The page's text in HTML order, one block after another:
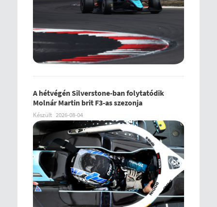
A hétvégén Silverstone-ban folytatódik
Molnár Martin brit F3-as szezonja
Készült 2026-08-04